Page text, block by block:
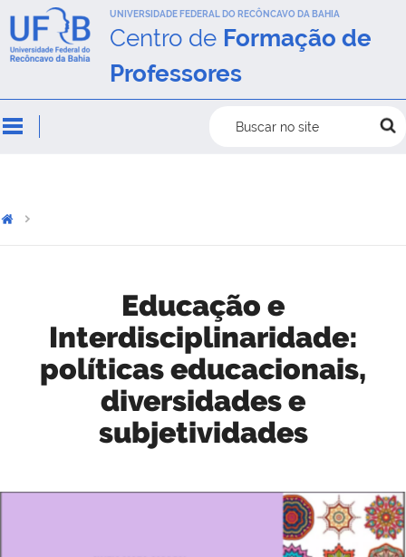
UNIVERSIDADE FEDERAL DO RECÔNCAVO DA BAHIA
Centro de Formação de
Professores
Buscar no site
Educação e
Interdisciplinaridade:
políticas educacionais,
diversidades e
subjetividades